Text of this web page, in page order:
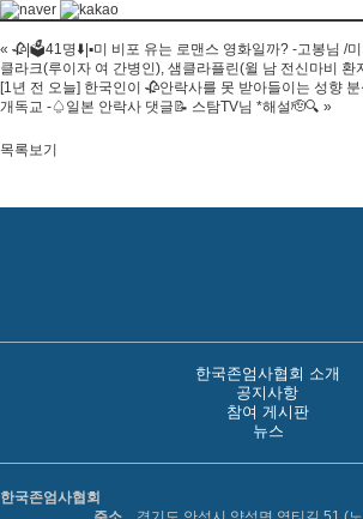
« 🥀|🗳41명⬇️|▪️미 비포 유는 로맨스 영화일까? -고봉님 /
클라크(루이자 여 간병인), 샘클라플린(윌 남 전신마비 환
[1년 전 오늘] 한국인이 🥀안락사를 못 받아들이는 성향
개독교 -♤일본 안락사 댓글📝 스탐TV님 *해설🫡🔍 »
목록보기
한국존엄사협회 소개
공지사항
참여 게시판
뉴스
한국존엄사협회